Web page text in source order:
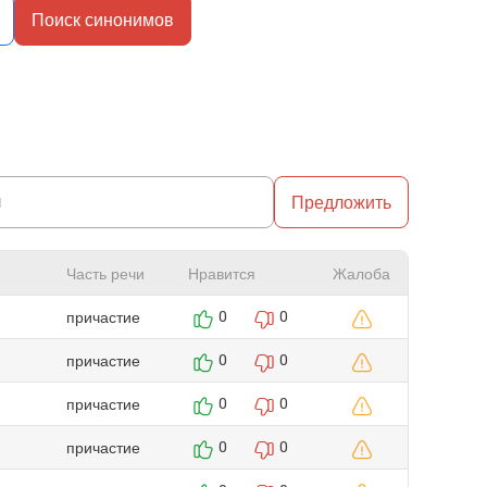
Поиск синонимов
Предложить
Часть речи Нравится
Жалоба
причастие
0 0
причастие 0 0
причастие 0 0
причастие 0 0